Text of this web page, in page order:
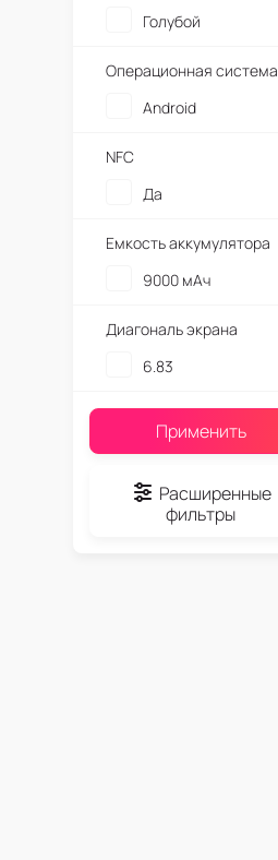
Голубой
Операционная система
Android
NFC
Да
Емкость аккумулятора
9000 мАч
Диагональ экрана
6.83
Применить
Расширенные
фильтры